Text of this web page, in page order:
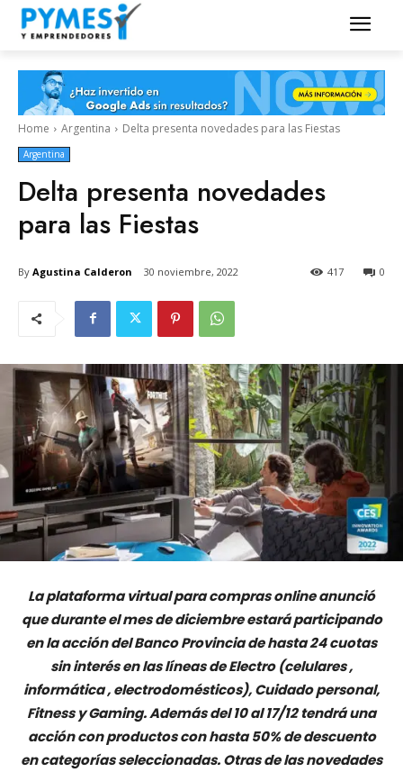
Home Argentina Delta presenta novedades para las Fiestas
Argentina
Delta presenta novedades
para las Fiestas
By Agustina Calderon 30 noviembre, 2022 0
417
La plataforma virtual para compras online anunció
que durante el mes de diciembre estará participando
en la acción del Banco Provincia de hasta 24 cuotas
sin interés en las líneas de Electro (celulares ,
informática , electrodomésticos), Cuidado personal,
Fitness y Gaming. Además del 10 al 17/12 tendrá una
acción con productos con hasta 50% de descuento
en categorías seleccionadas. Otras de las novedades